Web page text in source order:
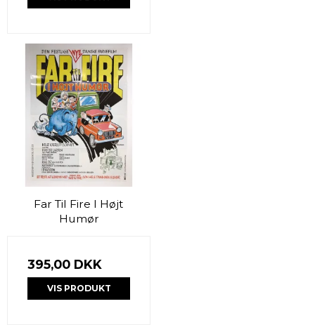
Far Til Fire I Højt
Humør
395,00 DKK
VIS PRODUKT